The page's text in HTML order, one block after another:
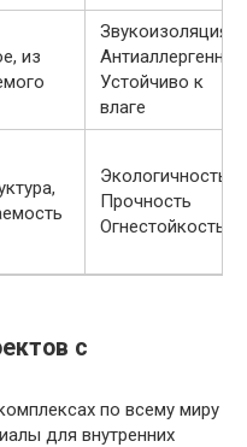
из
Звукоизоляция
Антиаллергенное
Устойчиво к
влаге
Экологичность
Прочность
Огнестойкость
с
по всему миру
для внутренних